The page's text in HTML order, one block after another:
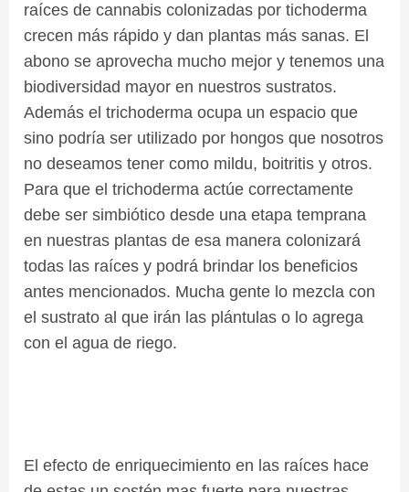
raíces de cannabis colonizadas por tichoderma
crecen más rápido y dan plantas más sanas. El
abono se aprovecha mucho mejor y tenemos una
biodiversidad mayor en nuestros sustratos.
Además el trichoderma ocupa un espacio que
sino podría ser utilizado por hongos que nosotros
no deseamos tener como mildu, boitritis y otros.
Para que el trichoderma actúe correctamente
debe ser simbiótico desde una etapa temprana
en nuestras plantas de esa manera colonizará
todas las raíces y podrá brindar los beneficios
antes mencionados. Mucha gente lo mezcla con
el sustrato al que irán las pl ántulas o lo agrega
con el agua de riego.
El efecto de enriquecimiento en las raíces hace